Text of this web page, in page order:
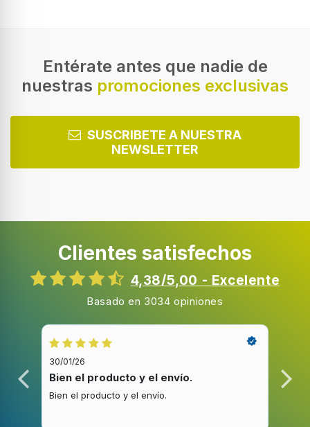
Entérate antes que nadie de
nuestras promociones exclusivas
SUSCRIBETE A NUESTRA
NEWSLETTER
Clientes satisfechos
4,38/5,00 - Excelente
Basado en 3034 opiniones
30/01/26
Bien el producto y el envío.
Bien el producto y el envío.